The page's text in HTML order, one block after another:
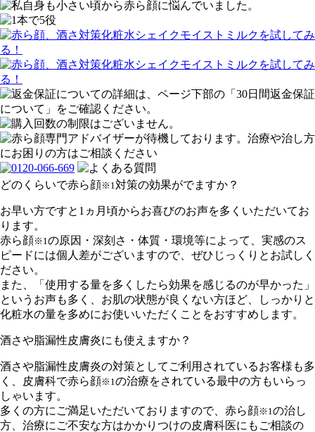
どのくらいで赤ら顔※1対策の効果がでますか？
お早い方ですと1ヵ月頃からお喜びのお声を多くいただいてお
ります。
赤ら顔※1の原因・深刻さ・体質・環境等によって、実感のス
ピードには個人差がございますので、ぜひじっくりとお試しく
ださい。
また、「使用する量を多くしたら効果を感じるのが早かった」
というお声も多く、お肌の状態が良くない方ほど、しっかりと
化粧水の量を多めにお使いいただくことをおすすめします。
酒さや脂漏性皮膚炎にも使えますか？
酒さや脂漏性皮膚炎の対策としてご利用されているお客様も多
く、皮膚科で赤ら顔※1の治療をされている最中の方もいらっ
しゃいます。
多くの方にご満足いただいておりますので、赤ら顔※1の治し
方、治療にご不安な方はかかりつけの皮膚科医にもご相談の